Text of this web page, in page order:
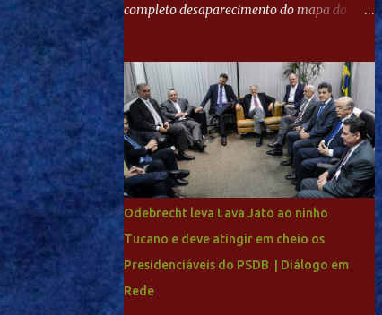
completo desaparecimento do mapa do
de milhões agora seja mercantil. Segundo
apuração da Itatiaia, Fenômeno comprou
90% das ações por R$ 400 milhões. Aporte
feito imediatamente para pagamento de
dívidas emergenciais e investimentos no
departamento de futebol. O projeto
apresentado para a recuperação do
Ronaldo sendo solidário à dívida de R$ 1
bilhão a partir de agora, mais o peso que o
ex-atacante tem no mundo do futebol, além
Odebrecht leva Lava Jato ao ninho
Tucano e deve atingir em cheio os
Presidenciáveis do PSDB | Diálogo em
Rede